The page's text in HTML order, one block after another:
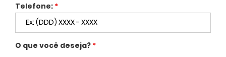
Telefone: *
O que você deseja? *